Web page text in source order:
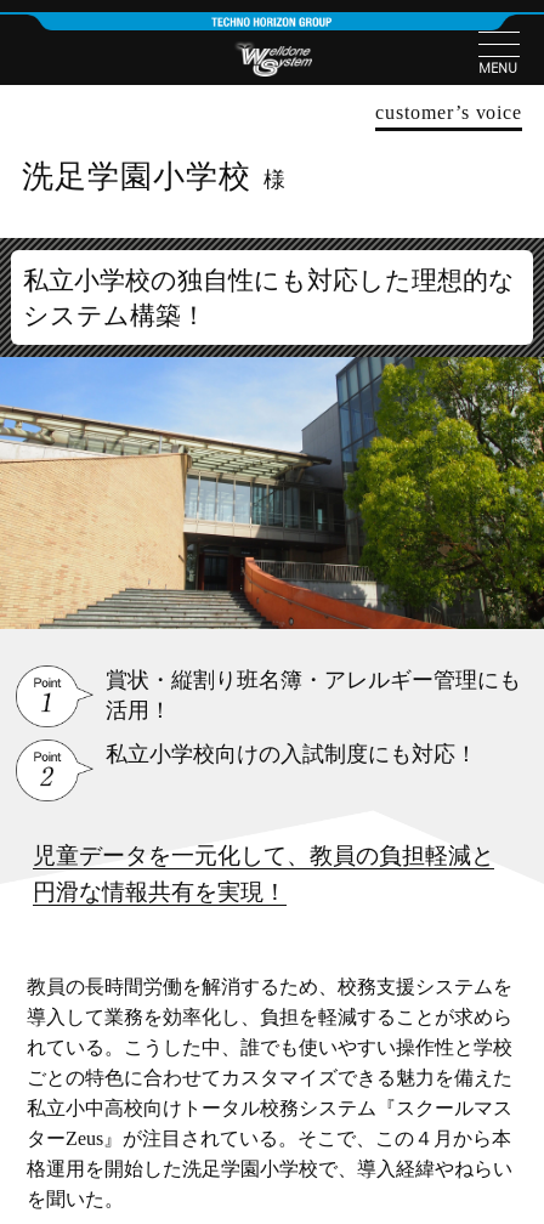
MENU
customer’s voice
洗足学園小学校 様
私立小学校の独自性にも対応した理想的な
システム構築！
賞状・縦割り班名簿・アレルギー管理にも
活用！
私立小学校向けの入試制度にも対応！
児童データを一元化して、教員の負担軽減と
円滑な情報共有を実現！
教員の長時間労働を解消するため、校務支援システムを
導入して業務を効率化し、負担を軽減することが求めら
れている。こうした中、誰でも使いやすい操作性と学校
ごとの特色に合わせてカスタマイズできる魅力を備えた
私立小中高校向けトータル校務システム『スクールマス
ターZeus』が注目されている。そこで、この４月から本
格運用を開始した洗足学園小学校で、導入経緯やねらい
を聞いた。